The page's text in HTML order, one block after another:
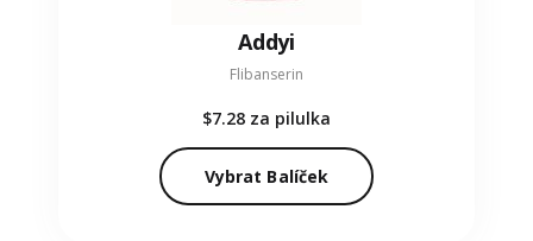
Addyi
Flibanserin
$7.28 za pilulka
Vybrat Balíček